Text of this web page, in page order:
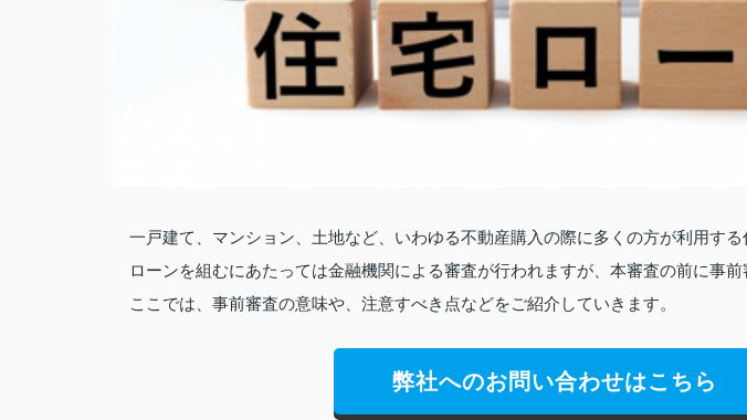
一戸建て、マンション、土地など、いわゆる不動産購入の際に多くの方が利用する
ローンを組むにあたっては金融機関による審査が行われますが、本審査の前に事前
ここでは、事前審査の意味や、注意すべき点などをご紹介していきます。
弊社へのお問い合わせはこちら